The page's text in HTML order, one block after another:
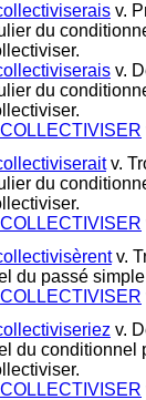
v.
du
v.
du
v.
du
v.
du passé
v.
du conditionnel